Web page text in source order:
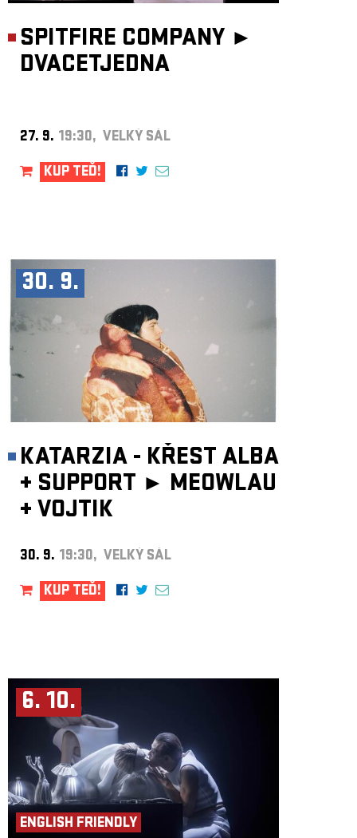
SPITFIRE COMPANY ►
DVACETJEDNA
27. 9. 19:30, VELKÝ SÁL
KUP TEĎ!
30. 9.
KATARZIA - KŘEST ALBA
+ SUPPORT ► MEOWLAU
+ VOJTIK
30. 9. 19:30, VELKÝ SÁL
KUP TEĎ!
6. 10.
ENGLISH FRIENDLY